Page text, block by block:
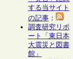
する当サイト
の記事：
調査研究リポ
ート「東日本
大震災と図書
館」